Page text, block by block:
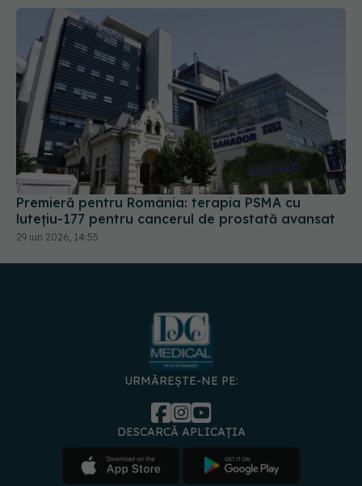
Premieră pentru România: terapia PSMA cu
lutețiu-177 pentru cancerul de prostată avansat
29 iun 2026, 14:55
URMĂREȘTE-NE PE:
DESCARCĂ APLICAȚIA